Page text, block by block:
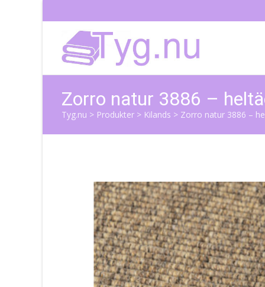
Zorro natur 3886 –
Tyg.nu > Produkter > Kilands > Zorro natur 3886 –